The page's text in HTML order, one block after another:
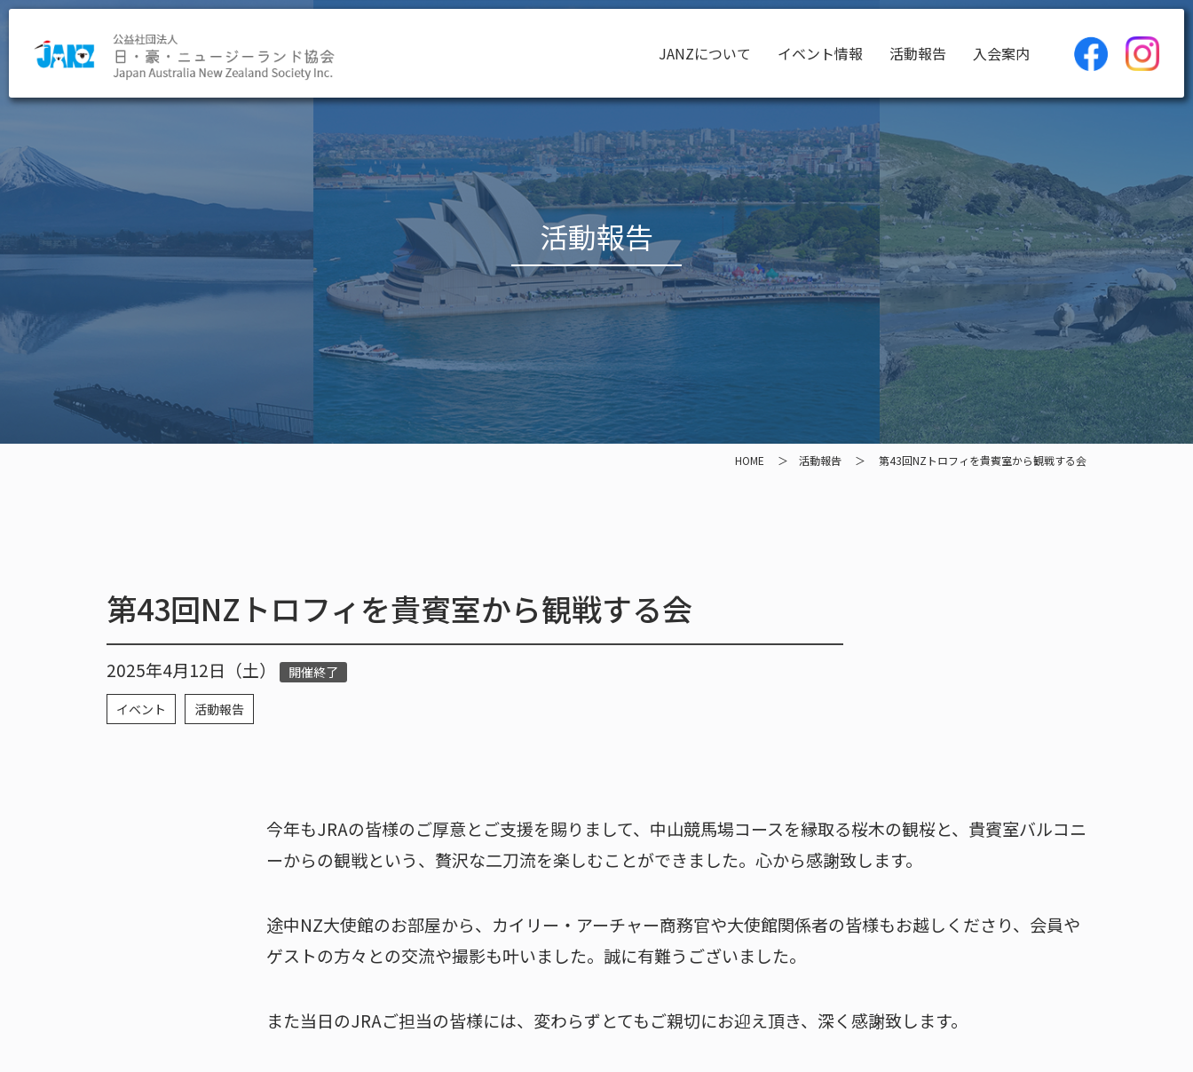
JANZについて イベント情報 活動報告 入会案内
活動報告
HOME 活動報告 第43回NZトロフィを貴賓室から観戦する会
第43回NZトロフィを貴賓室から観戦する会
2025年4月12日（土） 開催終了
イベント 活動報告
今年もJRAの皆様のご厚意とご支援を賜りまして、中山競馬場コースを縁取る桜木の観桜と、貴賓室バルコニ
ーからの観戦という、贅沢な二刀流を楽しむことができました。心から感謝致します。
途中NZ大使館のお部屋から、カイリー・アーチャー商務官や大使館関係者の皆様もお越しくださり、会員や
ゲストの方々との交流や撮影も叶いました。誠に有難うございました。
また当日のJRAご担当の皆様には、変わらずとてもご親切にお迎え頂き、深く感謝致します。